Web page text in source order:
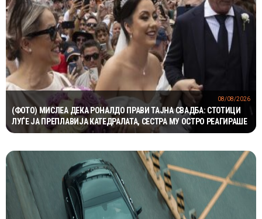
(ФОТО) МИСЛЕА ДЕКА РОНАЛДО ПРАВИ ТАЈНА СВАДБА: СТОТИЦИ
ЛУЃЕ ЈА ПРЕПЛАВИЈА КАТЕДРАЛАТА, СЕСТРА МУ ОСТРО РЕАГИРАШЕ
08/08/2026